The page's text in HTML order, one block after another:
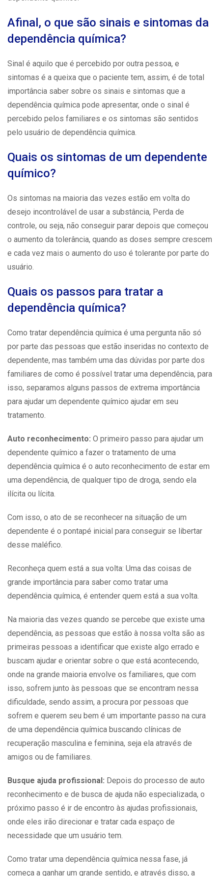
Afinal, o que são sinais e sintomas da
dependência química?
Sinal é aquilo que é percebido por outra pessoa, e
sintomas é a queixa que o paciente tem, assim, é de total
importância saber sobre os sinais e sintomas que a
dependência química pode apresentar, onde o sinal é
percebido pelos familiares e os sintomas são sentidos
pelo usuário de dependência química.
Quais os sintomas de um dependente
químico?
Os sintomas na maioria das vezes estão em volta do
desejo incontrolável de usar a substância, Perda de
controle, ou seja, não conseguir parar depois que começou
o aumento da tolerância, quando as doses sempre crescem
e cada vez mais o aumento do uso é tolerante por parte do
usuário.
Quais os passos para tratar a
dependência química?
Como tratar dependência química é uma pergunta não só
por parte das pessoas que estão inseridas no contexto de
dependente, mas também uma das dúvidas por parte dos
familiares de como é possível tratar uma dependência, para
isso, separamos alguns passos de extrema importância
para ajudar um dependente químico ajudar em seu
tratamento.
Auto reconhecimento: O primeiro passo para ajudar um
dependente químico a fazer o tratamento de uma
dependência química é o auto reconhecimento de estar em
uma dependência, de qualquer tipo de droga, sendo ela
ilícita ou lícita.
Com isso, o ato de se reconhecer na situação de um
dependente é o pontapé inicial para conseguir se libertar
desse maléfico.
Reconheça quem está a sua volta: Uma das coisas de
grande importância para saber como tratar uma
dependência química, é entender quem está a sua volta.
Na maioria das vezes quando se percebe que existe uma
dependência, as pessoas que estão à nossa volta são as
primeiras pessoas a identificar que existe algo errado e
buscam ajudar e orientar sobre o que está acontecendo,
onde na grande maioria envolve os familiares, que com
isso, sofrem junto às pessoas que se encontram nessa
dificuldade, sendo assim, a procura por pessoas que
sofrem e querem seu bem é um importante passo na cura
de uma dependência química buscando clínicas de
recuperação masculina e feminina, seja ela através de
amigos ou de familiares.
Busque ajuda profissional: Depois do processo de auto
reconhecimento e de busca de ajuda não especializada, o
próximo passo é ir de encontro às ajudas profissionais,
onde eles irão direcionar e tratar cada espaço de
necessidade que um usuário tem.
Como tratar uma dependência química nessa fase, já
começa a ganhar um grande sentido, e através disso, a